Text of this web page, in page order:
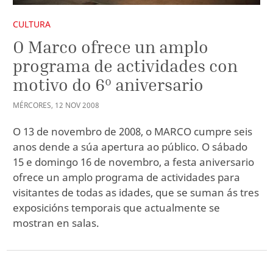
CULTURA
O Marco ofrece un amplo
programa de actividades con
motivo do 6º aniversario
MÉRCORES, 12 NOV2008
O 13 de novembro de 2008, o MARCO cumpre seis
anos dende a súa apertura ao público. O sábado
15 e domingo 16 de novembro, a festa aniversario
ofrece un amplo programa de actividades para
visitantes de todas as idades, que se suman ás tres
exposicións temporais que actualmente se
mostran en salas.